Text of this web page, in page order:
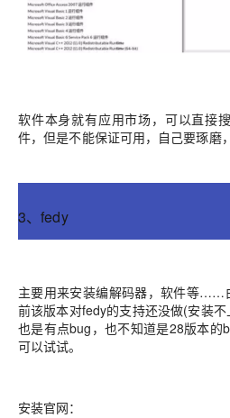
软件本身就有应用市场，可以直接
件，但是不能保证可用，自己要琢磨
3、fedy
主要用来安装编解码器，软件等……
前该版本对fedy的支持还没做(安装
也是有点bug，也不知道是28版本的
可以试试。
安装官网：